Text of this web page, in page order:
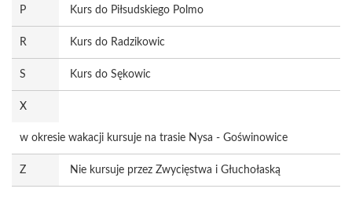
P Kurs do Piłsudskiego Polmo
R Kurs do Radzikowic
S Kurs do Sękowic
X
w okresie wakacji kursuje na trasie Nysa - Goświnowice
Z Nie kursuje przez Zwycięstwa i Głuchołaską